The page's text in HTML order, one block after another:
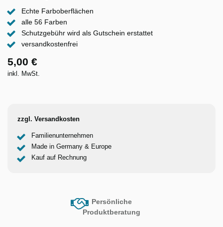
Echte Farboberflächen
alle 56 Farben
Schutzgebühr wird als Gutschein erstattet
versandkostenfrei
5,00 €
inkl. MwSt.
zzgl. Versandkosten
Familienunternehmen
Made in Germany & Europe
Kauf auf Rechnung
Persönliche
Produktberatung